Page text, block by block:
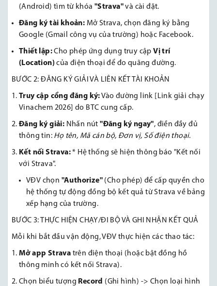
(Android) tìm từ khóa "Strava"và cài đặt.
Đăng ký tài khoản: Mở Strava, chọn đăng ký bằng
Google (Gmail công vụ của trường) hoặc Facebook.
Thiết lập:Cho phép ứng dụng truy cậpVị trí
(Location) của điện thoại để đo quãng đường.
BƯỚC 2: ĐĂNG KÝ GIẢI VÀ LIÊN KẾT TÀI KHOẢN
Truy cập cổng đăng ký:Vào đường link [Link giải chạy
Vinachem 2026] do BTC cung cấp.
Đăng ký giải: Nhấn nút"Đăng ký ngay", điền đầy đủ
thông tin: Họ tên, Mã cán bộ, Đơn vị, Số điện thoại.
Kết nối Strava:* Hệ thống sẽ hiện thông báo "Kết nối
với Strava".
VĐV chọn "Authorize" (Cho phép) để cấp quyền cho
hệ thống tự động đồng bộ kết quả từ Strava về bảng
xếp hạng của trường.
BƯỚC 3: THỰC HIỆN CHẠY/ĐI BỘ VÀ GHI NHẬN KẾT QUẢ
Mỗi khi bắt đầu vận động, VĐV thực hiện các thao tác:
Mở app Strava trên điện thoại (hoặc bật đồng hồ
thông minh có kết nối Strava).
Chọn biểu tượng Record (Ghi hình) -> Chọn loại hình